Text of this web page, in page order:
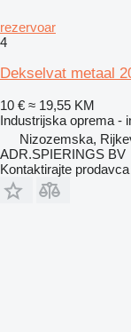
rezervoar
4
Dekselvat metaal
10 € ≈ 19,55 KM
Industrijska oprema -
Nizozemska,
ADR.SPIERINGS BV
Kontaktirajte prodavca